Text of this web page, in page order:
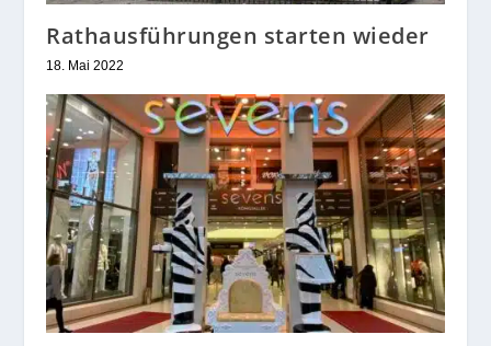
Rathausführungen starten wieder
18. Mai 2022